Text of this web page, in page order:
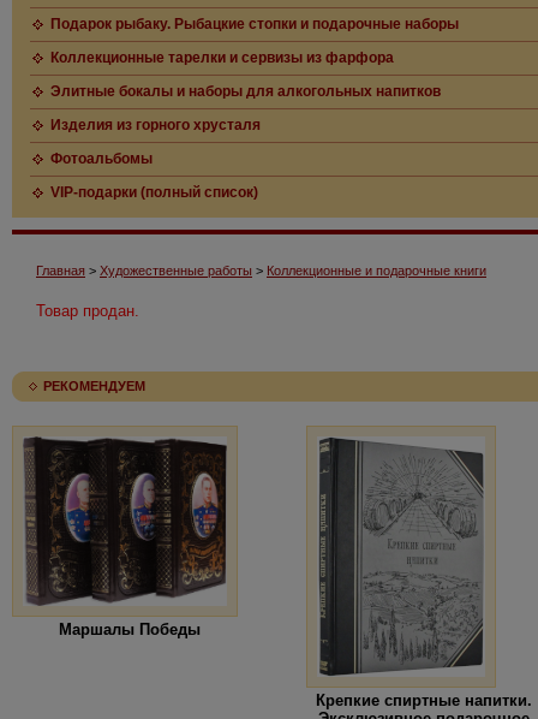
Подарок рыбаку. Рыбацкие стопки и подарочные наборы
Коллекционные тарелки и сервизы из фарфора
Элитные бокалы и наборы для алкогольных напитков
Изделия из горного хрусталя
Фотоальбомы
VIP-подарки (полный список)
Главная > Художественные работы > Коллекционные и подарочные книги
Товар продан.
РЕКОМЕНДУЕМ
Маршалы Победы
Крепкие спиртные напитки.